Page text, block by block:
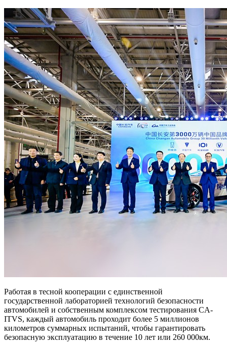
Работая в тесной кооперации с единственной
государственной лабораторией технологий безопасности
автомобилей и собственным комплексом тестирования CA-
ITVS, каждый автомобиль проходит более 5 миллионов
километров суммарных испытаний, чтобы гарантировать
безопасную эксплуатацию в течение 10 лет или 260 000км.